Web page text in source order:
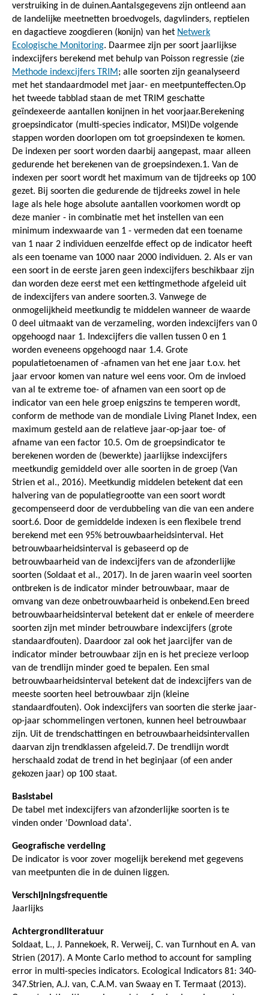
verstruiking in de duinen.Aantalsgegevens zijn ontleend aan
de landelijke meetnetten broedvogels, dagvlinders, reptielen
en dagactieve zoogdieren (konijn) van het Netwerk
Ecologische Monitoring. Daarmee zijn per soort jaarlijkse
indexcijfers berekend met behulp van Poisson regressie (zie
Methode indexcijfers TRIM; alle soorten zijn geanalyseerd
met het standaardmodel met jaar- en meetpunteffecten.Op
het tweede tabblad staan de met TRIM geschatte
geïndexeerde aantallen konijnen in het voorjaar.Berekening
groepsindicator (multi-species indicator, MSI)De volgende
stappen worden doorlopen om tot groepsindexen te komen.
De indexen per soort worden daarbij aangepast, maar alleen
gedurende het berekenen van de groepsindexen.1. Van de
indexen per soort wordt het maximum van de tijdreeks op 100
gezet. Bij soorten die gedurende de tijdreeks zowel in hele
lage als hele hoge absolute aantallen voorkomen wordt op
deze manier - in combinatie met het instellen van een
minimum indexwaarde van 1 - vermeden dat een toename
van 1 naar 2 individuen eenzelfde effect op de indicator heeft
als een toename van 1000 naar 2000 individuen. 2. Als er van
een soort in de eerste jaren geen indexcijfers beschikbaar zijn
dan worden deze eerst met een kettingmethode afgeleid uit
de indexcijfers van andere soorten.3. Vanwege de
onmogelijkheid meetkundig te middelen wanneer de waarde
0 deel uitmaakt van de verzameling, worden indexcijfers van 0
opgehoogd naar 1. Indexcijfers die vallen tussen 0 en 1
worden eveneens opgehoogd naar 1.4. Grote
populatietoenamen of -afnamen van het ene jaar t.o.v. het
jaar ervoor komen van nature wel eens voor. Om de invloed
van al te extreme toe- of afnamen van een soort op de
indicator van een hele groep enigszins te temperen wordt,
conform de methode van de mondiale Living Planet Index, een
maximum gesteld aan de relatieve jaar-op-jaar toe- of
afname van een factor 10.5. Om de groepsindicator te
berekenen worden de (bewerkte) jaarlijkse indexcijfers
meetkundig gemiddeld over alle soorten in de groep (Van
Strien et al., 2016). Meetkundig middelen betekent dat een
halvering van de populatiegrootte van een soort wordt
gecompenseerd door de verdubbeling van die van een andere
soort.6. Door de gemiddelde indexen is een flexibele trend
berekend met een 95% betrouwbaarheidsinterval. Het
betrouwbaarheidsinterval is gebaseerd op de
betrouwbaarheid van de indexcijfers van de afzonderlijke
soorten (Soldaat et al., 2017). In de jaren waarin veel soorten
ontbreken is de indicator minder betrouwbaar, maar de
omvang van deze onbetrouwbaarheid is onbekend.Een breed
betrouwbaarheidsinterval betekent dat er enkele of meerdere
soorten zijn met minder betrouwbare indexcijfers (grote
standaardfouten). Daardoor zal ook het jaarcijfer van de
indicator minder betrouwbaar zijn en is het precieze verloop
van de trendlijn minder goed te bepalen. Een smal
betrouwbaarheidsinterval betekent dat de indexcijfers van de
meeste soorten heel betrouwbaar zijn (kleine
standaardfouten). Ook indexcijfers van soorten die sterke jaar-
op-jaar schommelingen vertonen, kunnen heel betrouwbaar
zijn. Uit de trendschattingen en betrouwbaarheidsintervallen
daarvan zijn trendklassen afgeleid.7. De trendlijn wordt
herschaald zodat de trend in het beginjaar (of een ander
gekozen jaar) op 100 staat.
Basistabel
De tabel met indexcijfers van afzonderlijke soorten is te
vinden onder 'Download data'.
Geografische verdeling
De indicator is voor zover mogelijk berekend met gegevens
van meetpunten die in de duinen liggen.
Verschijningsfrequentie
Jaarlijks
Achtergrondliteratuur
Soldaat, L., J. Pannekoek, R. Verweij, C. van Turnhout en A. van
Strien (2017). A Monte Carlo method to account for sampling
error in multi-species indicators. Ecological Indicators 81: 340-
347.Strien, A.J. van, C.A.M. van Swaay en T. Termaat (2013).